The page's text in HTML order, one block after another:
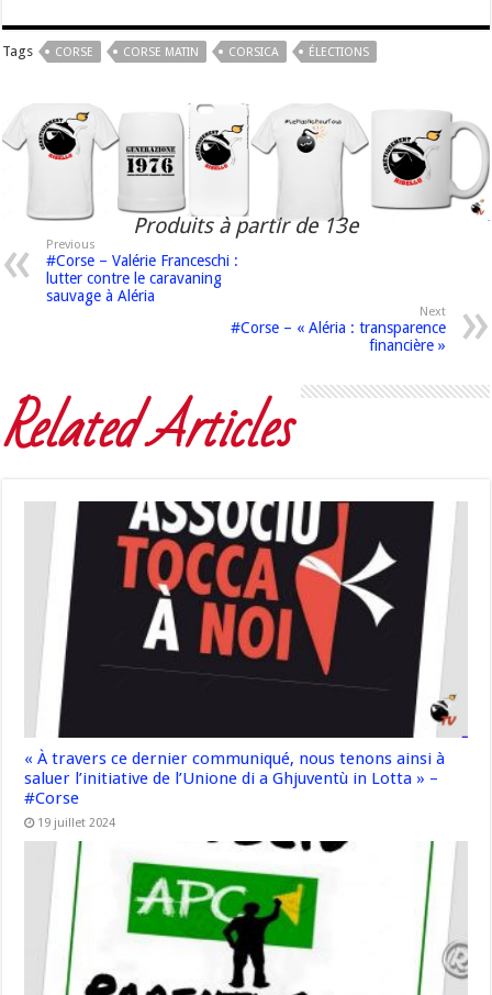
Tags CORSE CORSE MATIN CORSICA ÉLECTIONS
Produits à partir de 13e
Previous
#Corse – Valérie Franceschi :
lutter contre le caravaning
sauvage à Aléria
Next
#Corse – « Aléria : transparence
financière »
Related Articles
« À travers ce dernier communiqué, nous tenons ainsi à
saluer l’initiative de l’Unione di a Ghjuventù in Lotta » –
#Corse
19 juillet 2024